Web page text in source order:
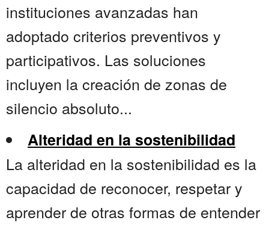
instituciones avanzadas han
adoptado criterios preventivos y
participativos. Las soluciones
incluyen la creación de zonas de
silencio absoluto...
Alteridad en la sostenibilidad
La alteridad en la sostenibilidad es la
capacidad de reconocer, respetar y
aprender de otras formas de entender